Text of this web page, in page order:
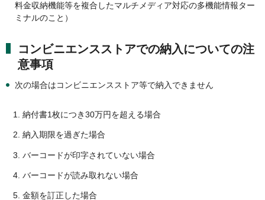
料金収納機能等を複合したマルチメディア対応の多機能情報ター
ミナルのこと）
コンビニエンスストアでの納入についての注
意事項
次の場合はコンビニエンスストア等で納入できません
納付書1枚につき30万円を超える場合
納入期限を過ぎた場合
バーコードが印字されていない場合
バーコードが読み取れない場合
金額を訂正した場合